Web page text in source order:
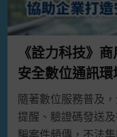
《詮力科技》
安全數位通訊環
隨著數位服務普及
提醒、驗證碼發送